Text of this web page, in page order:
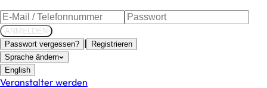
ANMELDEN
Passwort vergessen? |
Registrieren
Sprache ändern
English
Veranstalter werden